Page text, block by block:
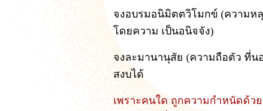
จงอบรมอนิมิตตวิโมกข์ (ความ
โดยความ เป็นอนิจจัง)
จงละมานานุสัย (ความถือตัว ที่น
สงบได้
เพราะคนใด ถูกความกำหนัดด้ว